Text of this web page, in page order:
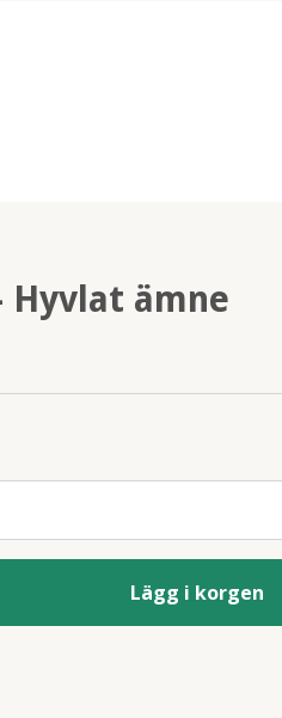
Hyvlat ämne
Lägg i korgen